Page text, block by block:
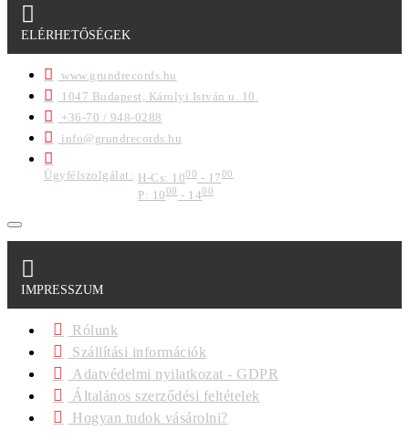
ELÉRHETŐSÉGEK
www.grundrecords.hu
1047 Budapest, Károlyi István u. 10.
+36-70 / 948-0288
info@grundrecords.hu
Ügyfélszolgálat: H-Cs: 1000 - 1700
P: 1000- 1400
IMPRESSZUM
Rólunk
Szállítási információk
Adatvédelmi nyilatkozat - GDPR
Általános szerződési feltételek
Hogyan tudok vásárolni?